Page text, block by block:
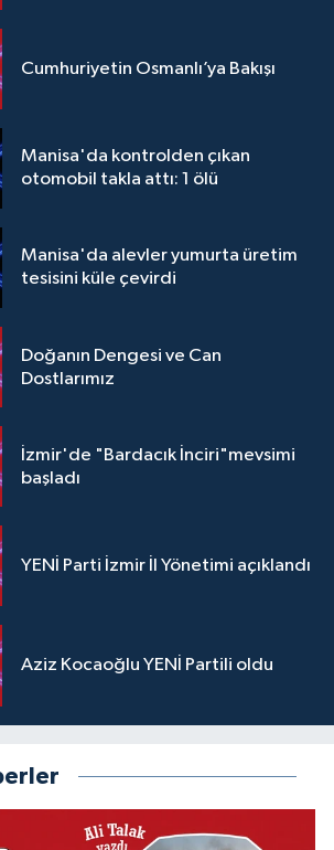
Cumhuriyetin Osmanlı’ya Bakışı
Manisa'da kontrolden çıkan
otomobil takla attı: 1 ölü
Manisa'da alevler yumurta üretim
tesisini küle çevirdi
Doğanın Dengesi ve Can
Dostlarımız
İzmir'de "Bardacık İnciri"mevsimi
başladı
YENİ Parti İzmir İl Yönetimi açıklandı
Aziz Kocaoğlu YENİ Partili oldu